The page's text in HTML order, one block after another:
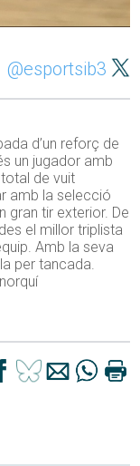
@esportsib3
d’un reforç de
un jugador amb
de vuit
amb la selecció
gran tir exterior. De
el millor triplista
Amb la seva
per tancada.